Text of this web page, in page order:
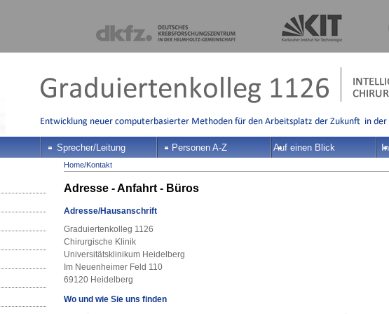
Sprecher/Leitung Personen A-Z Auf einen Blick
Home/Kontakt
Adresse - Anfahrt - Büros
Adresse/Hausanschrift
Graduiertenkolleg 1126
Chirurgische Klinik
Universitätsklinikum Heidelberg
Im Neuenheimer Feld 110
69120 Heidelberg
Wo und wie Sie uns finden